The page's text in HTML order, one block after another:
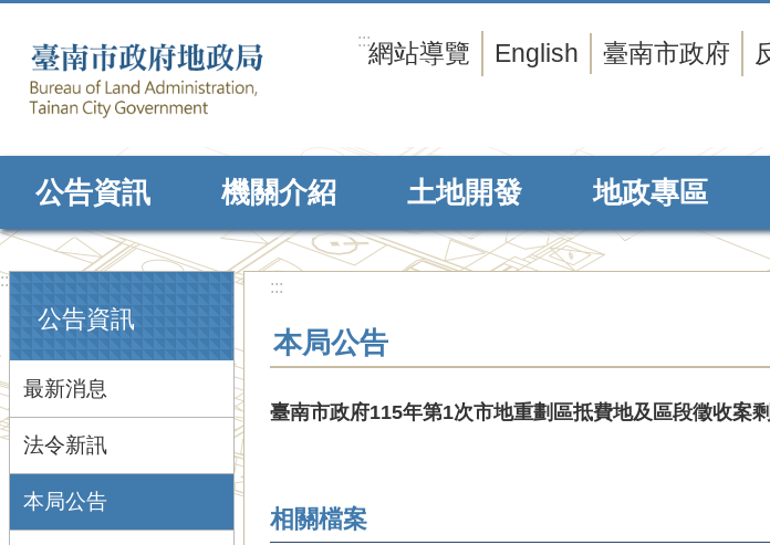
:::網站導覽 English 臺南市政府
公告資訊 機關介紹 土地開發 地政專區
:::
公告資訊
最新消息
法令新訊
本局公告
:::
本局公告
臺南市政府115年第1次市地重劃區抵費地及區段徵收案
相關檔案